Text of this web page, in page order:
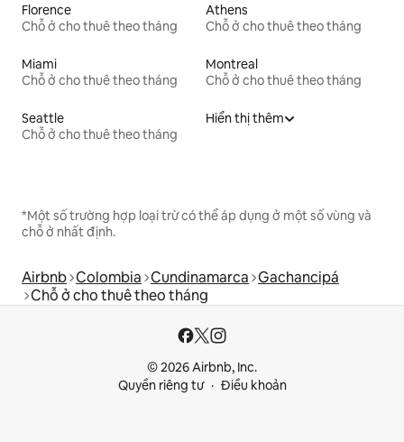
Florence
Chỗ ở cho thuê theo tháng
Athens
Chỗ ở cho thuê theo tháng
Miami
Chỗ ở cho thuê theo tháng
Montreal
Chỗ ở cho thuê theo tháng
Seattle
Chỗ ở cho thuê theo tháng
Hiển thị thêm
*Một số trường hợp loại trừ có thể áp dụng ở một số vùng và
chỗ ở nhất định.
Airbnb Colombia Cundinamarca Gachancipá
Chỗ ở cho thuê theo tháng
© 2026 Airbnb, Inc.
Quyền riêng tư
Điều khoản